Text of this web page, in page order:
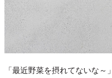
「最近野菜を摂れてないな